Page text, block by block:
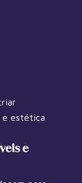
e estética
e